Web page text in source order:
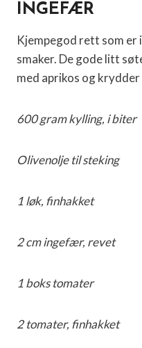
INGEFÆR
Kjempegod rett som
smaker. De gode litt
med aprikos og
600 gram kylling, i biter
Olivenolje til steking
1 løk, finhakket
2 cm ingefær, revet
1 boks tomater
2 tomater, finhakket